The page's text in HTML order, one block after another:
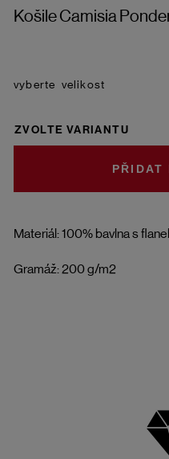
Košile Camisia
Materiál: 100% bavlna s
Gramáž: 200 g/m2
velikost
ZVOLTE VARIANTU